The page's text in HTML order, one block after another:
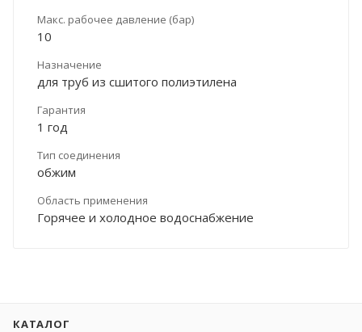
Макс. рабочее давление (бар)
10
Назначение
для труб из сшитого полиэтилена
Гарантия
1 год
Тип соединения
обжим
Область применения
Горячее и холодное водоснабжение
КАТАЛОГ